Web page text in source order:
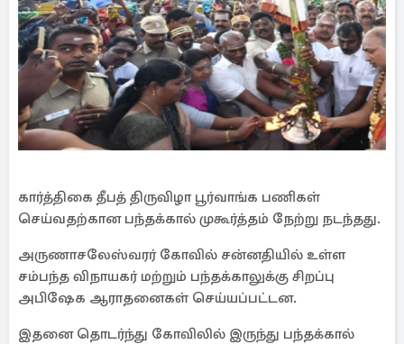
கார்த்திகை தீபத் திருவிழா பூர்வாங்க பணிகள்
செய்வதற்கான பந்தக்கால் முகூர்த்தம் நேற்று நடந்தது.
அருணாசலேஸ்வரர் கோவில் சன்னதியில் உள்ள
சம்பந்த விநாயகர் மற்றும் பந்தக்காலுக்கு சிறப்பு
அபிஷேக ஆராதனைகள் செய்யப்பட்டன.
இதனை தொடர்ந்து கோவிலில் இருந்து பந்தக்கால்